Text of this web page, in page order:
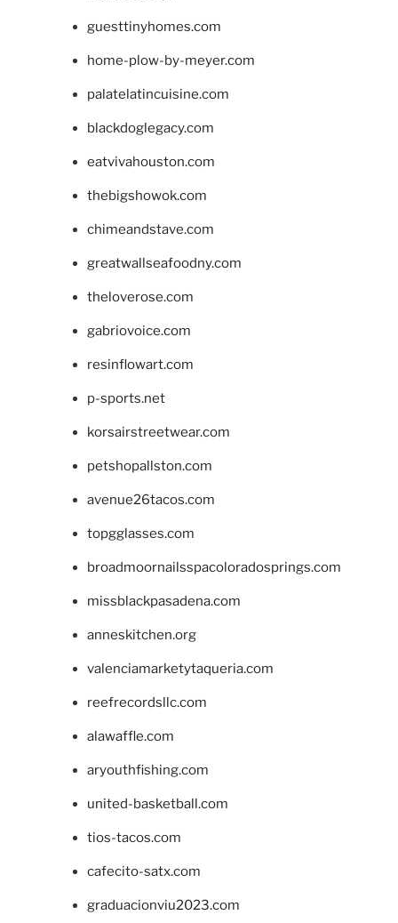
guesttinyhomes.com
home-plow-by-meyer.com
palatelatincuisine.com
blackdoglegacy.com
eatvivahouston.com
thebigshowok.com
chimeandstave.com
greatwallseafoodny.com
theloverose.com
gabriovoice.com
resinflowart.com
p-sports.net
korsairstreetwear.com
petshopallston.com
avenue26tacos.com
topgglasses.com
broadmoornailsspacoloradosprings.com
missblackpasadena.com
anneskitchen.org
valenciamarketytaqueria.com
reefrecordsllc.com
alawaffle.com
aryouthfishing.com
united-basketball.com
tios-tacos.com
cafecito-satx.com
graduacionviu2023.com